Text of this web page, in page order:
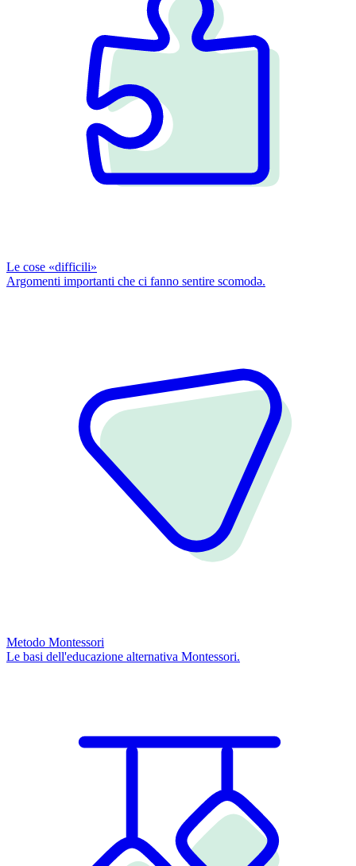
Le cose «difficili»
Argomenti importanti che ci fanno sentire scomodǝ.
Metodo Montessori
Le basi dell'educazione alternativa Montessori.